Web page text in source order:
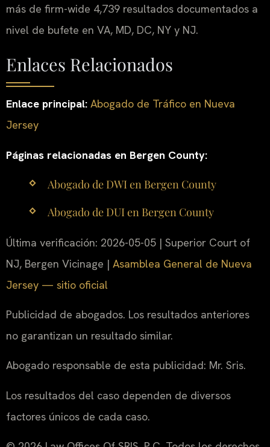
más de firm-wide 4,739 resultados documentados a
nivel de bufete en VA, MD, DC, NY y NJ.
Enlaces Relacionados
Enlace principal: Abogado de Tráfico en Nueva
Jersey
Páginas relacionadas en Bergen County:
Abogado de DWI en Bergen County
Abogado de DUI en Bergen County
Última verificación: 2026-05-05 | Superior Court of
NJ, Bergen Vicinage | Asamblea General de Nueva
Jersey — sitio oficial
Publicidad de abogados. Los resultados anteriores
no garantizan un resultado similar.
Abogado responsable de esta publicidad: Mr. Sris.
Los resultados del caso dependen de diversos
factores únicos de cada caso.